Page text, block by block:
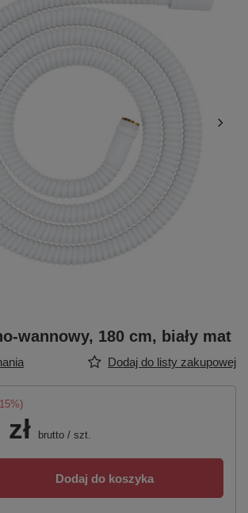
wannowy, 180 cm, biały mat
Dodaj do listy zakupowej
15%)
brutto / szt.
Dodaj do koszyka